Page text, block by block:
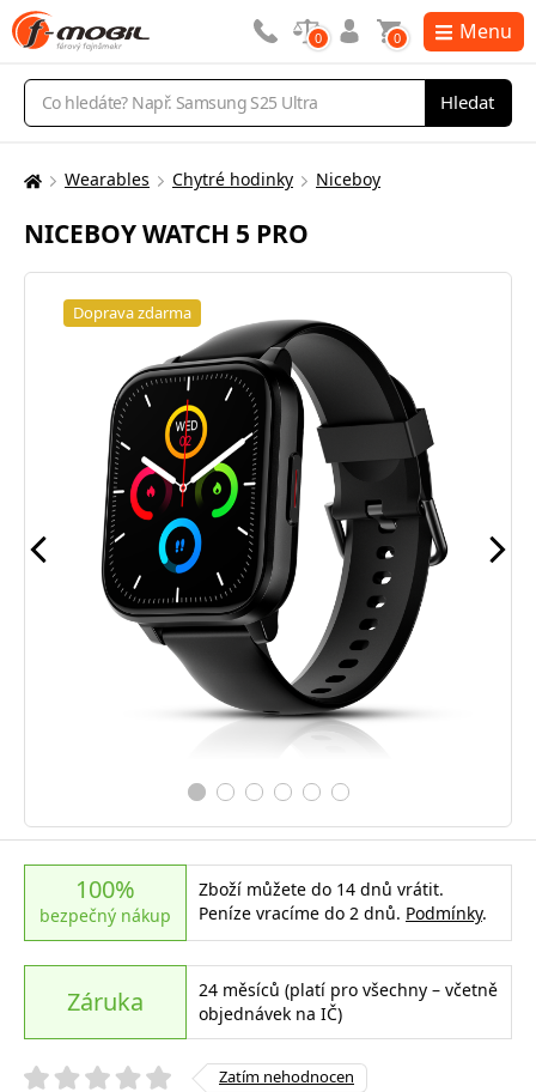
Vyhledávání
Hledat
0 0 Menu
Zde
nacházíte:
Wearables Chytré hodinky Niceboy
NICEBOY WATCH 5 PRO
Doprava zdarma
100%
bezpečný nákup
Zboží můžete do 14 dnů vrátit.
Peníze vracíme do 2 dnů. Podmínky.
Záruka
24 měsíců (platí pro všechny – včetně
objednávek na IČ)
Zatím nehodnocen